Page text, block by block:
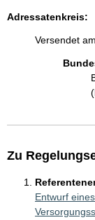
Adressatenkreis:
Versendet
Zu
Entwurf